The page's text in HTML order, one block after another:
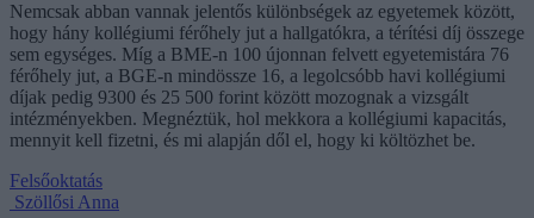
Nemcsak abban vannak jelentős különbségek az egyetemek között,
hogy hány kollégiumi férőhely jut a hallgatókra, a térítési díj összege
sem egységes. Míg a BME-n 100 újonnan felvett egyetemistára 76
férőhely jut, a BGE-n mindössze 16, a legolcsóbb havi kollégiumi
díjak pedig 9300 és 25 500 forint között mozognak a vizsgált
intézményekben. Megnéztük, hol mekkora a kollégiumi kapacitás,
mennyit kell fizetni, és mi alapján dől el, hogy ki költözhet be.
Felsőoktatás
Szöllősi Anna